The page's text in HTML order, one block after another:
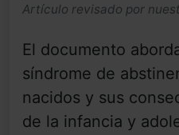
Artículo revisado por
El documento
síndrome de
nacidos y sus
de la infancia y